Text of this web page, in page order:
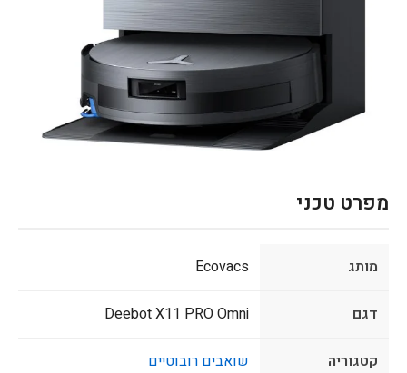
מפרט טכני
מותג Ecovacs
דגם Deebot X11 PRO Omni
קטגוריה שואבים רובוטיים